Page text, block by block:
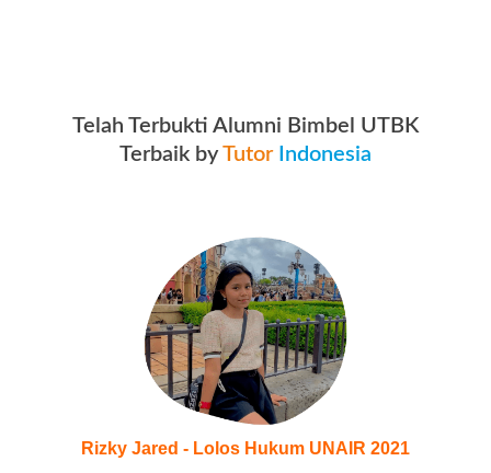
Telah Terbukti Alumni Bimbel UTBK
Terbaik byTutor Indonesia
Rizky Jared - Lolos Hukum UNAIR 2021